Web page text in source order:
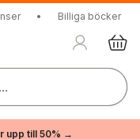
• Billiga böcker
upp till 50% →